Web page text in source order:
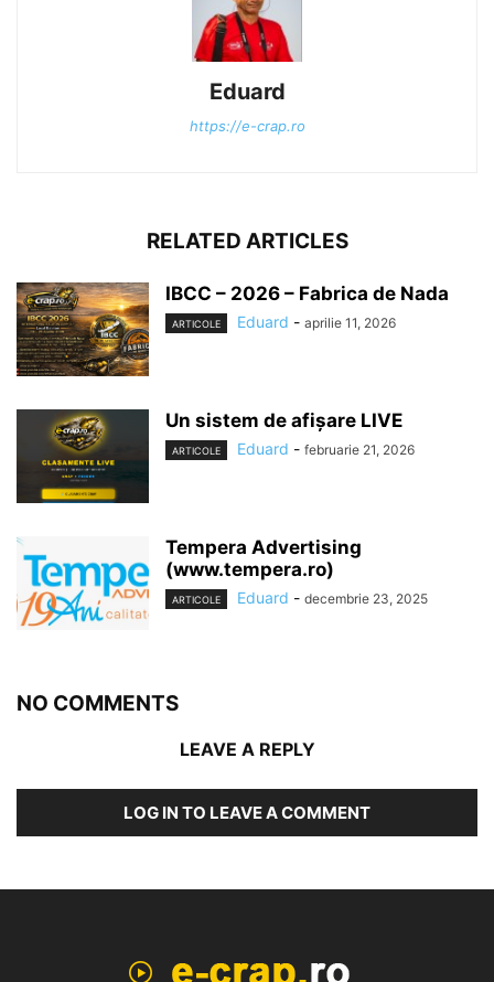
Eduard
https://e-crap.ro
RELATED ARTICLES
IBCC – 2026 – Fabrica de Nada
ARTICOLE Eduard - aprilie 11, 2026
Un sistem de afișare LIVE
ARTICOLE Eduard - februarie 21, 2026
Tempera Advertising
(www.tempera.ro)
ARTICOLE Eduard - decembrie 23, 2025
NO COMMENTS
LEAVE A REPLY
LOG IN TO LEAVE A COMMENT